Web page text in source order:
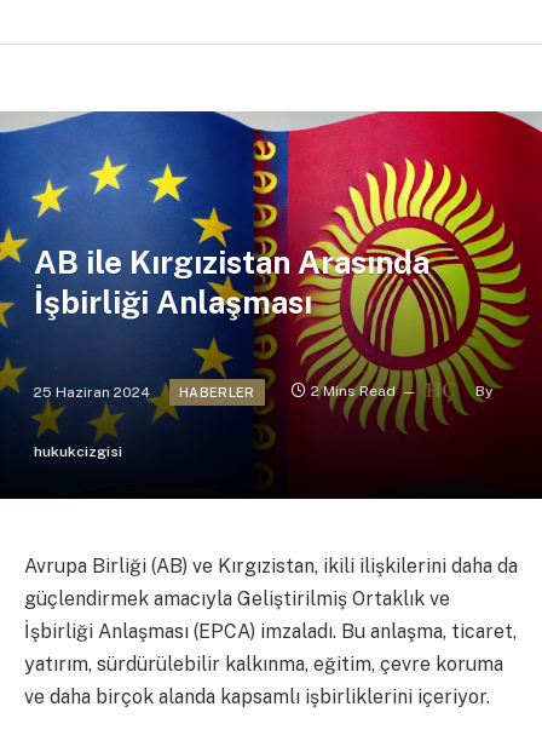
AB ile Kırgızistan Arasında
İşbirliği Anlaşması
25 Haziran 2024 HABERLER 2 Mins Read By
hukukcizgisi
Avrupa Birliği (AB) ve Kırgızistan, ikili ilişkilerini daha da
güçlendirmek amacıyla Geliştirilmiş Ortaklık ve
İşbirliği Anlaşması (EPCA) imzaladı. Bu anlaşma, ticaret,
yatırım, sürdürülebilir kalkınma, eğitim, çevre koruma
ve daha birçok alanda kapsamlı işbirliklerini içeriyor.